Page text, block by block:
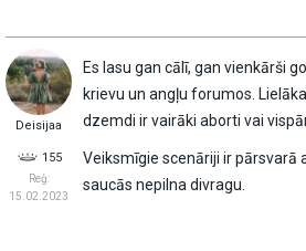
Deisijaa
155
Reģ:
15.02.2023
Es lasu gan cālī, gan vienkārši
krievu un angļu forumos.
dzemdi ir vairāki aborti vai
Veiksmīgie scenāriji ir pārsvarā
saucās nepilna divragu.